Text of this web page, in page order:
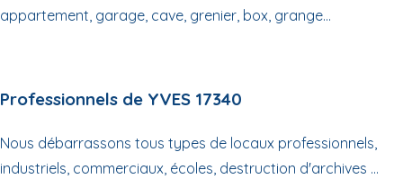
appartement, garage, cave, grenier, box, grange...
Professionnels de YVES 17340
Nous débarrassons tous types de locaux professionnels,
industriels, commerciaux, écoles, destruction d'archives ...